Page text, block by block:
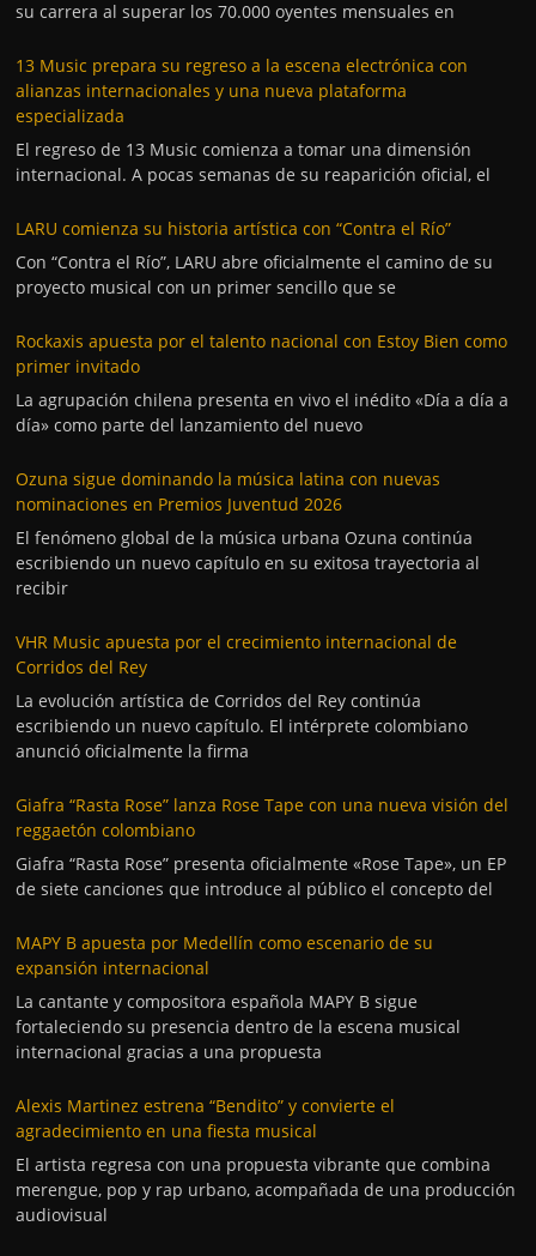
su carrera al superar los 70.000 oyentes mensuales en
13 Music prepara su regreso a la escena electrónica con
alianzas internacionales y una nueva plataforma
especializada
El regreso de 13 Music comienza a tomar una dimensión
internacional. A pocas semanas de su reaparición oficial, el
LARU comienza su historia artística con “Contra el Río”
Con “Contra el Río”, LARU abre oficialmente el camino de su
proyecto musical con un primer sencillo que se
Rockaxis apuesta por el talento nacional con Estoy Bien como
primer invitado
La agrupación chilena presenta en vivo el inédito «Día a día a
día» como parte del lanzamiento del nuevo
Ozuna sigue dominando la música latina con nuevas
nominaciones en Premios Juventud 2026
El fenómeno global de la música urbana Ozuna continúa
escribiendo un nuevo capítulo en su exitosa trayectoria al
recibir
VHR Music apuesta por el crecimiento internacional de
Corridos del Rey
La evolución artística de Corridos del Rey continúa
escribiendo un nuevo capítulo. El intérprete colombiano
anunció oficialmente la firma
Giafra “Rasta Rose” lanza Rose Tape con una nueva visión del
reggaetón colombiano
Giafra “Rasta Rose” presenta oficialmente «Rose Tape», un EP
de siete canciones que introduce al público el concepto del
MAPY B apuesta por Medellín como escenario de su
expansión internacional
La cantante y compositora española MAPY B sigue
fortaleciendo su presencia dentro de la escena musical
internacional gracias a una propuesta
Alexis Martinez estrena “Bendito” y convierte el
agradecimiento en una fiesta musical
El artista regresa con una propuesta vibrante que combina
merengue, pop y rap urbano, acompañada de una producción
audiovisual